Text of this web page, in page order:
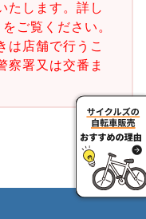
たします。詳し
をご覧ください。
は店舗で行うこ
察署又は交番ま